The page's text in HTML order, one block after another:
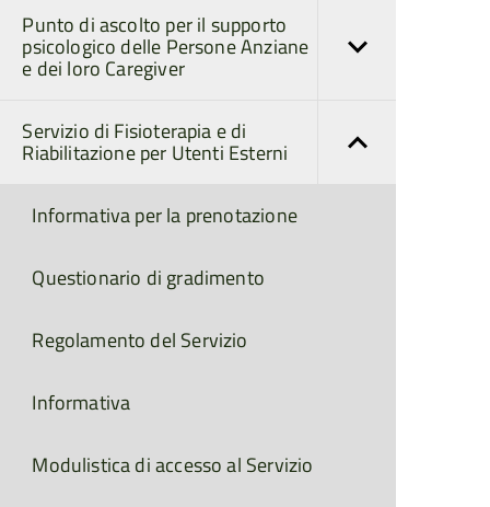
Punto di ascolto per il supporto
psicologico delle Persone Anziane
e dei loro Caregiver
Servizio di Fisioterapia e di
Riabilitazione per Utenti Esterni
Informativa per la prenotazione
Questionario di gradimento
Regolamento del Servizio
Informativa
Modulistica di accesso al Servizio